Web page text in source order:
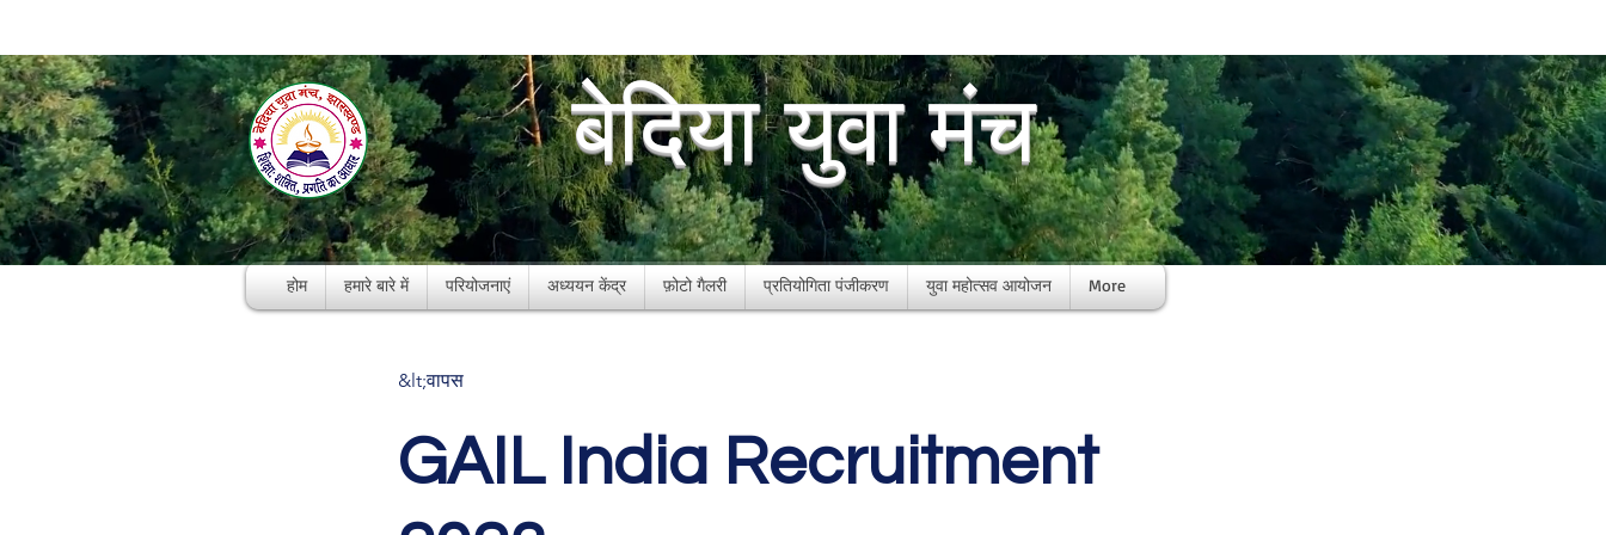
बेदिया युवा मंच
होम हमारे बारे में परियोजनाएं अध्ययन केंद्र फ़ोटो गैलरी प्रतियोगिता पंजीकरण युवा महोत्सव आयोजन More
&lt;वापस
GAIL India Recruitment